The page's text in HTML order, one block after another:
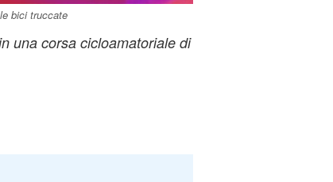
bici truccate
una corsa cicloamatoriale di